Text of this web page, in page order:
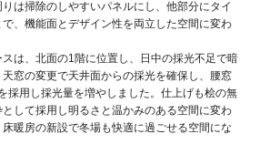
は掃除のしやすいパネルにし、他部分にタイ
、機能面とデザイン性を両立した空間に変わ
は、北面の1階に位置し、日中の採光不足で暗
天窓の変更で天井面からの採光を確保し、腰窓
採用し採光量を増やしました。仕上げも桧の無
して採用し明るさと温かみのある空間に変わ
暖房の新設で冬場も快適に過ごせる空間にな